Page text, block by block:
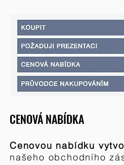
CENOVÁ NABÍDKA
Cenovou nabídku
našeho obchodního